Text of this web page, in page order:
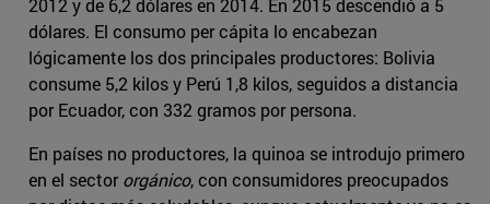
2012 y de 6,2 dólares en 2014. En 2015 descendió a 5
dólares. El consumo per cápita lo encabezan
lógicamente los dos principales productores: Bolivia
consume 5,2 kilos y Perú 1,8 kilos, seguidos a distancia
por Ecuador, con 332 gramos por persona.
En países no productores, la quinoa se introdujo primero
en el sectororgánico, con consumidores preocupados